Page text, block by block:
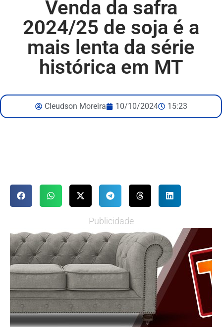
Venda da safra
2024/25 de soja é a
mais lenta da série
histórica em MT
Cleudson Moreira 10/10/2024 15:23
Publicidade